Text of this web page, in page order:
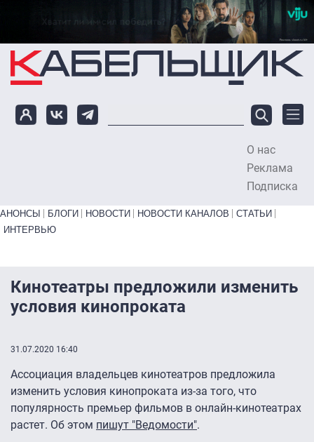
Перейти к основному содержанию
О нас
Реклама
Подписка
Primary links bottom
АНОНСЫ БЛОГИ НОВОСТИ НОВОСТИ КАНАЛОВ
СТАТЬИ
ИНТЕРВЬЮ
Кинотеатры предложили изменить
условия кинопроката
31.07.2020 16:40
Ассоциация владельцев кинотеатров предложила
изменить условия кинопроката из-за того, что
популярность премьер фильмов в онлайн-кинотеатрах
растет. Об этом пишут "Ведомости".